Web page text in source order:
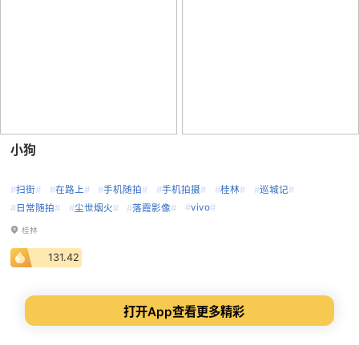
小狗
#扫街# #在路上# #手机随拍# #手机拍摄# #桂林# #巡城记#
#日常随拍# #尘世烟火# #落霞影像# #vivo#
桂林
131.42
打开App查看更多精彩